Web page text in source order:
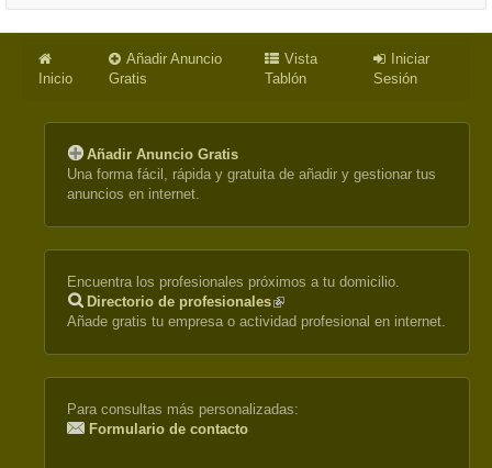
Inicio
Añadir Anuncio
Gratis
Vista
Tablón
Iniciar
Sesión
Añadir Anuncio Gratis
Una forma fácil, rápida y gratuita de añadir y gestionar tus
anuncios en internet.
Encuentra los profesionales próximos a tu domicilio.
Directorio de profesionales(link
is
Añade gratis tu empresa o actividad profesional en internet.
Para consultas más personalizadas:
Formulario de contacto